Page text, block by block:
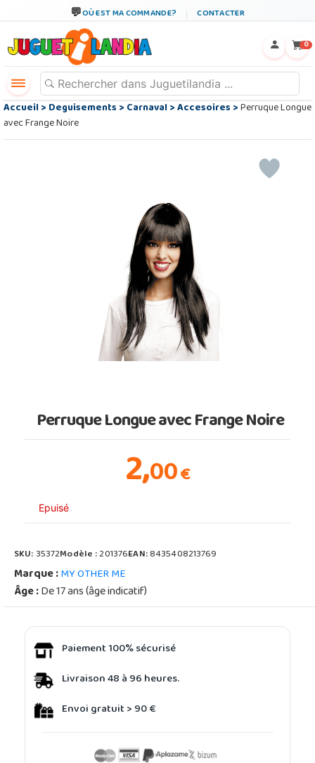
OÙ EST MA COMMANDE? CONTACTER
0
Accueil>Deguisements>Carnaval>Accesoires>Perruque Longue
avec Frange Noire
Perruque Longue avec Frange Noire
2,00€
Epuisé
SKU:35372Modèle :201376EAN:8435408213769
Marque :MY OTHER ME
Âge :De 17 ans (âge indicatif)
Paiement 100% sécurisé
Livraison 48 à 96 heures.
Envoi gratuit > 90 €